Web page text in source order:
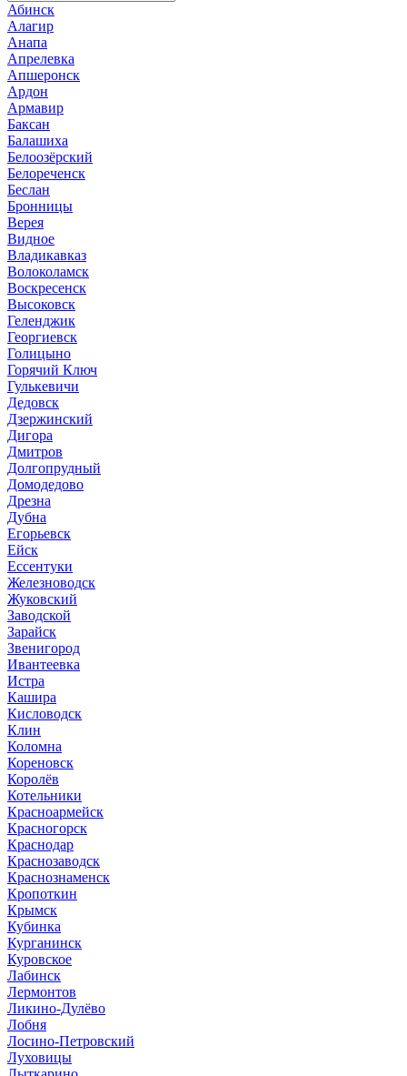
Абинск
Алагир
Анапа
Апрелевка
Апшеронск
Ардон
Армавир
Баксан
Балашиха
Белоозёрский
Белореченск
Беслан
Бронницы
Верея
Видное
Владикавказ
Волоколамск
Воскресенск
Высоковск
Геленджик
Георгиевск
Голицыно
Горячий Ключ
Гулькевичи
Дедовск
Дзержинский
Дигора
Дмитров
Долгопрудный
Домодедово
Дрезна
Дубна
Егорьевск
Ейск
Ессентуки
Железноводск
Жуковский
Заводской
Зарайск
Звенигород
Ивантеевка
Истра
Кашира
Кисловодск
Клин
Коломна
Кореновск
Королёв
Котельники
Красноармейск
Красногорск
Краснодар
Краснозаводск
Краснознаменск
Кропоткин
Крымск
Кубинка
Курганинск
Куровское
Лабинск
Лермонтов
Ликино-Дулёво
Лобня
Лосино-Петровский
Луховицы